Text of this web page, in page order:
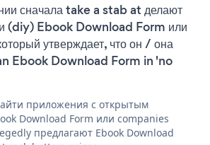
сначала take a stab at делают
(diy) Ebook Download Form или
утверждает, что он / она
Ebook Download Form in 'no
приложения с открытым
Download Form или companies
предлагают Ebook Download